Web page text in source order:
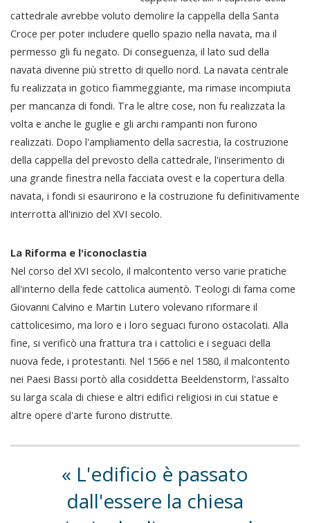
cattedrale avrebbe voluto demolire la cappella della Santa
Croce per poter includere quello spazio nella navata, ma il
permesso gli fu negato. Di conseguenza, il lato sud della
navata divenne più stretto di quello nord. La navata centrale
fu realizzata in gotico fiammeggiante, ma rimase incompiuta
per mancanza di fondi. Tra le altre cose, non fu realizzata la
volta e anche le guglie e gli archi rampanti non furono
realizzati. Dopo l'ampliamento della sacrestia, la costruzione
della cappella del prevosto della cattedrale, l'inserimento di
una grande finestra nella facciata ovest e la copertura della
navata, i fondi si esaurirono e la costruzione fu definitivamente
interrotta all'inizio del XVI secolo.
La Riforma e l'iconoclastia
Nel corso del XVI secolo, il malcontento verso varie pratiche
all'interno della fede cattolica aumentò. Teologi di fama come
Giovanni Calvino e Martin Lutero volevano riformare il
cattolicesimo, ma loro e i loro seguaci furono ostacolati. Alla
fine, si verificò una frattura tra i cattolici e i seguaci della
nuova fede, i protestanti. Nel 1566 e nel 1580, il malcontento
nei Paesi Bassi portò alla cosiddetta Beeldenstorm, l'assalto
su larga scala di chiese e altri edifici religiosi in cui statue e
altre opere d'arte furono distrutte.
L'edificio è passato
dall'essere la chiesa